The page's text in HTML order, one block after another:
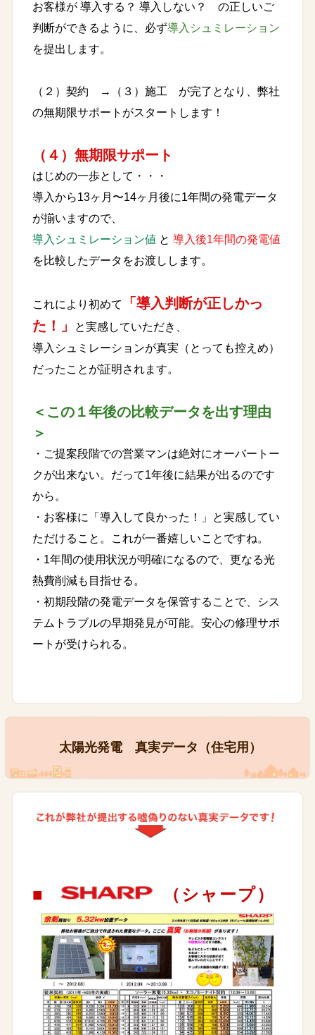
お客様が 導入する？ 導入しない？ の正しいご
判断ができるように、必ず導入シュミレーション
を提出します。
（２）契約 →（３）施工 が完了となり、弊社
の無期限サポートがスタートします！
（４）無期限サポート
はじめの一歩として・・・
導入から13ヶ月〜14ヶ月後に1年間の発電データ
が揃いますので、
導入シュミレーション値 と 導入後1年間の発電値
を比較したデータをお渡しします。
これにより初めて
「導入判断が正しかっ
た！」
と実感していただき、
導入シュミレーションが真実（とっても控えめ）
だったことが証明されます。
＜この１年後の比較データを出す理由
＞
・ご提案段階での営業マンは絶対にオーバートー
クが出来ない。だって1年後に結果が出るのです
から。
・お客様に「導入して良かった！」と実感してい
ただけること。これが一番嬉しいことですね。
・1年間の使用状況が明確になるので、更なる光
熱費削減も目指せる。
・初期段階の発電データを保管することで、シス
テムトラブルの早期発見が可能。安心の修理サポ
ートが受けられる。
太陽光発電 真実データ（住宅用）
■ （シャープ）